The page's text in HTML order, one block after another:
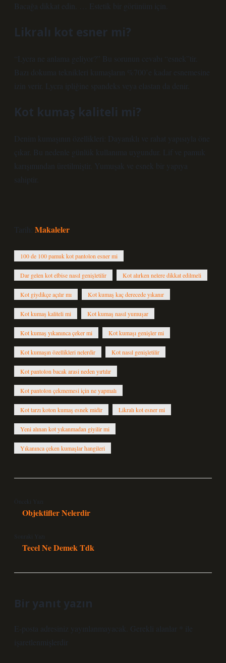
Bacağa dikkat edin. … Estetik bir görünüm için.
Likralı kot esner mi?
“Lycra ne anlama geliyor?” Bu sorunun cevabı “esnek”tir.
Bazı dokuma teknikleri kumaşların %700’e kadar esnemesine
izin verir. Lycra ipliğine spandeks veya elastan da denir.
Kot kumaş kaliteli mi?
Denim kumaşının özellikleri: Dayanıklı ve rahat yapısıyla öne
çıkar. Bu nedenle günlük kullanıma uygundur. Lif ve pamuk
karışımından üretilmiştir. Yumuşak ve esnek bir yapıya
sahiptir.
Tarih: Makaleler
100 de 100 pamuk kot pantolon esner mi
Dar gelen kot elbise nasıl genişletilir Kot alırken nelere dikkat edilmeli
Kot giydikçe açılır mı Kot kumaş kaç derecede yıkanır
Kot kumaş kaliteli mi Kot kumaş nasıl yumuşar
Kot kumaş yıkanınca çeker mi Kot kumaşı genişler mi
Kot kumaşın özellikleri nelerdir Kot nasıl genişletilir
Kot pantolon bacak arasi neden yırtılır
Kot pantolon çekmemesi için ne yapmalı
Kot tarzı koton kumaş esnek midir Likralı kot esner mi
Yeni alınan kot yıkanmadan giyilir mi
Yıkanınca çeken kumaşlar hangileri
Önceki Yazı
Objektifler Nelerdir
Sonraki Yazı
Tecel Ne Demek Tdk
Bir yanıt yazın
E-posta adresiniz yayınlanmayacak. Gerekli alanlar
ile
işaretlenmişlerdir